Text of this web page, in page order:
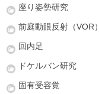
座り姿勢研究
前庭動眼反射（VOR）
回内足
ドケルバン研究
固有受容覚